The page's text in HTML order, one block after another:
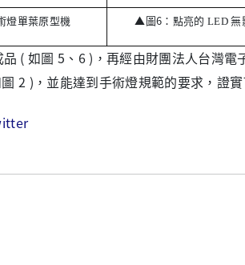
燈單葉原型機 ▲圖6：點亮的 LED無
( 如圖 5、6)，再經由財團法人台灣電
2 )，並能達到手術燈規範的要求，證